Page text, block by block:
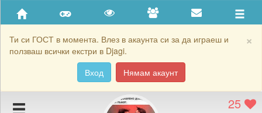
×
Ти си ГОСТ в момента. Влез в акаунта си за да играеш и
ползваш всички екстри в Djagi.
Вход
Нямам акаунт
Приятели
Хронология на игри
Подаръците на milevsm 25